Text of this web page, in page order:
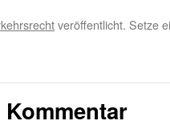
veröffentlicht. Setze